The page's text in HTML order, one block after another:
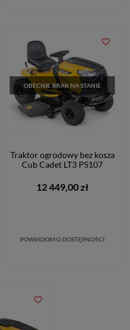
OBECNIE BRAK NA STANIE
Traktor ogrodowy bez kosza
Cub Cadet LT3 PS107
12 449,00 zł
POWIADOM O DOSTĘPNOŚCI
favorite_border
favorite_border